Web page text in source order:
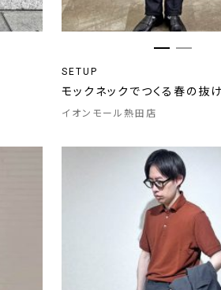
SETUP
モックネックでつくる春の抜
イオンモール熱田店